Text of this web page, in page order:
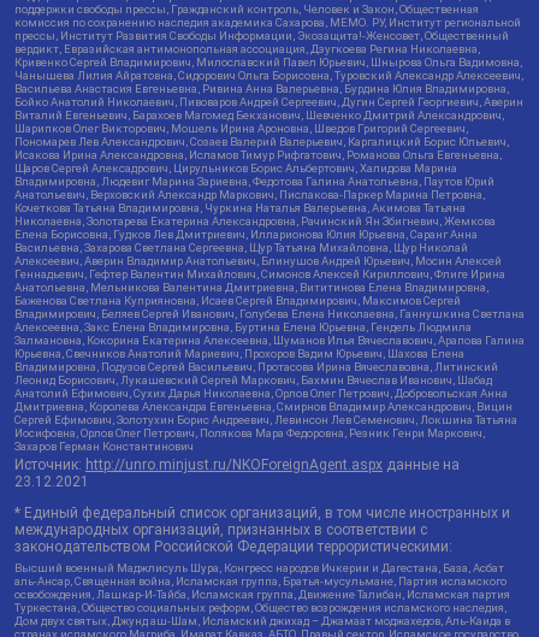
поддержки свободы прессы, Гражданский контроль, Человек и Закон, Общественная
комиссия по сохранению наследия академика Сахарова, МЕМО. РУ, Институт региональной
прессы, Институт Развития Свободы Информации, Экозащита!-Женсовет, Общественный
вердикт, Евразийская антимонопольная ассоциация, Дзугкоева Регина Николаевна,
Кривенко Сергей Владимирович, Милославский Павел Юрьевич, Шнырова Ольга Вадимовна,
Чанышева Лилия Айратовна, Сидорович Ольга Борисовна, Туровский Александр Алексеевич,
Васильева Анастасия Евгеньевна, Ривина Анна Валерьевна, Бурдина Юлия Владимировна,
Бойко Анатолий Николаевич, Пивоваров Андрей Сергеевич, Дугин Сергей Георгиевич, Аверин
Виталий Евгеньевич, Барахоев Магомед Бекханович, Шевченко Дмитрий Александрович,
Шарипков Олег Викторович, Мошель Ирина Ароновна, Шведов Григорий Сергеевич,
Пономарев Лев Александрович, Созаев Валерий Валерьевич, Каргалицкий Борис Юльевич,
Исакова Ирина Александровна, Исламов Тимур Рифгатович, Романова Ольга Евгеньевна,
Щаров Сергей Алексадрович, Цирульников Борис Альбертович, Халидова Марина
Владимировна, Людевиг Марина Зариевна, Федотова Галина Анатольевна, Паутов Юрий
Анатольевич, Верховский Александр Маркович, Пислакова-Паркер Марина Петровна,
Кочеткова Татьяна Владимировна, Чуркина Наталья Валерьевна, Акимова Татьяна
Николаевна, Золотарева Екатерина Александровна, Рачинский Ян Збигневич, Жемкова
Елена Борисовна, Гудков Лев Дмитриевич, Илларионова Юлия Юрьевна, Саранг Анна
Васильевна, Захарова Светлана Сергеевна, Щур Татьяна Михайловна, Щур Николай
Алексеевич, Аверин Владимир Анатольевич, Блинушов Андрей Юрьевич, Мосин Алексей
Геннадьевич, Гефтер Валентин Михайлович, Симонов Алексей Кириллович, Флиге Ирина
Анатольевна, Мельникова Валентина Дмитриевна, Вититинова Елена Владимировна,
Баженова Светлана Куприяновна, Исаев Сергей Владимирович, Максимов Сергей
Владимирович, Беляев Сергей Иванович, Голубева Елена Николаевна, Ганнушкина Светлана
Алексеевна, Закс Елена Владимировна, Буртина Елена Юрьевна, Гендель Людмила
Залмановна, Кокорина Екатерина Алексеевна, Шуманов Илья Вячеславович, Арапова Галина
Юрьевна, Свечников Анатолий Мариевич, Прохоров Вадим Юрьевич, Шахова Елена
Владимировна, Подузов Сергей Васильевич, Протасова Ирина Вячеславовна, Литинский
Леонид Борисович, Лукашевский Сергей Маркович, Бахмин Вячеслав Иванович, Шабад
Анатолий Ефимович, Сухих Дарья Николаевна, Орлов Олег Петрович, Добровольская Анна
Дмитриевна, Королева Александра Евгеньевна, Смирнов Владимир Александрович, Вицин
Сергей Ефимович, Золотухин Борис Андреевич, Левинсон Лев Семенович, Локшина Татьяна
Иосифовна, Орлов Олег Петрович, Полякова Мара Федоровна, Резник Генри Маркович,
Захаров Герман Константинович
Источник: http://unro.minjust.ru/NKOForeignAgent.aspx данные на
23.12.2021
* Единый федеральный список организаций, в том числе иностранных и
международных организаций, признанных в соответствии с
законодательством Российской Федерации террористическими:
Высший военный Маджлисуль Шура, Конгресс народов Ичкерии и Дагестана, База, Асбат
аль-Ансар, Священная война, Исламская группа, Братья-мусульмане, Партия исламского
освобождения, Лашкар-И-Тайба, Исламская группа, Движение Талибан, Исламская партия
Туркестана, Общество социальных реформ, Общество возрождения исламского наследия,
Дом двух святых, Джунд аш-Шам, Исламский джихад – Джамаат моджахедов, Аль-Каида в
странах исламского Магриба, Имарат Кавказ, АБТО, Правый сектор, Исламское государство,